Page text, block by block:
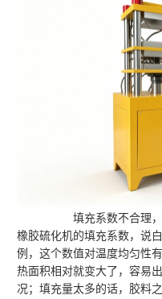
填充系数不合理
橡胶硫化机的填充系数，说
例，这个数值对温度均匀性
热面积相对就变大了，容易
况；填充量太多的话，胶料